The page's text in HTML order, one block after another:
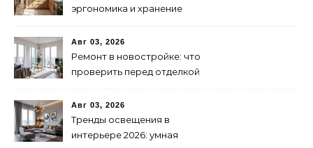
эргономика и хранение
Авг 03, 2026
Ремонт в новостройке: что
проверить перед отделкой
Авг 03, 2026
Тренды освещения в
интерьере 2026: умная